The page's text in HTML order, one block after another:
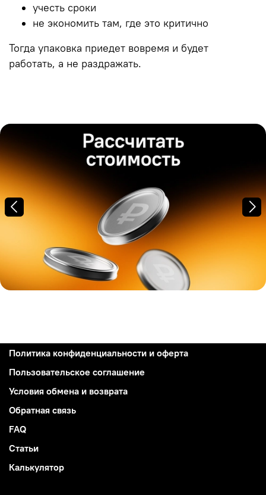
учесть сроки
не экономить там, где это критично
Тогда упаковка приедет вовремя и будет
работать, а не раздражать.
Политика конфиденциальности и оферта
Пользовательское соглашение
Условия обмена и возврата
Обратная связь
FAQ
Статьи
Калькулятор